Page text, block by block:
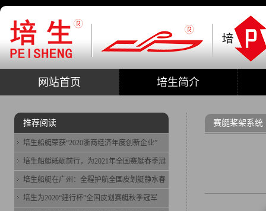
网站首页 培生简介
赛艇桨架系统
推荐阅读
培生船艇荣获“2020浙商经济年度创新企业”
培生船艇砥砺前行，为2021年全国赛艇春季冠
培生船艇在广州：全程护航全国皮划艇静水春
培生为2020“建行杯”全国皮划赛艇秋季冠军